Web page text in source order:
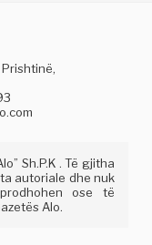
Sh.P.K . Të gjitha
autoriale dhe nuk
ose të
Alo.